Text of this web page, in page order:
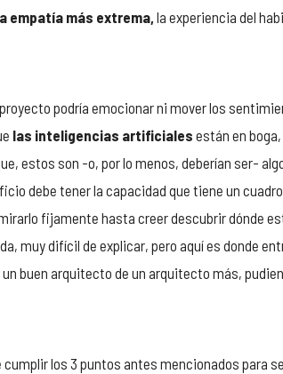
empatía más extrema,la experiencia del
podría emocionar ni mover los
las inteligencias artificiales están en
estos son -o, por lo menos, deberían ser-
debe tener la capacidad que tiene un
fijamente hasta creer descubrir dónde
muy difícil de explicar, pero aquí es donde
buen arquitecto de un arquitecto más,
los 3 puntos antes mencionados para